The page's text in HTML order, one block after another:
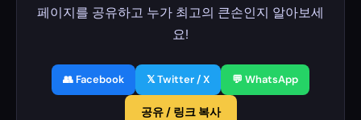
페이지를 공유하고 누가 최고의 큰손인지 알아보세
요!
👥 Facebook 𝕏 Twitter / X 💬 WhatsApp
공유 / 링크 복사